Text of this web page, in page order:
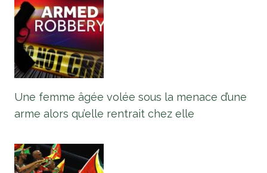
Une femme âgée volée sous la menace d’une
arme alors qu’elle rentrait chez elle